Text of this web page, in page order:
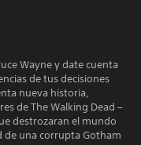
Wayne y date cuenta
de tus decisiones
nueva historia,
de The Walking Dead –
destrozaran el mundo
de una corrupta Gotham